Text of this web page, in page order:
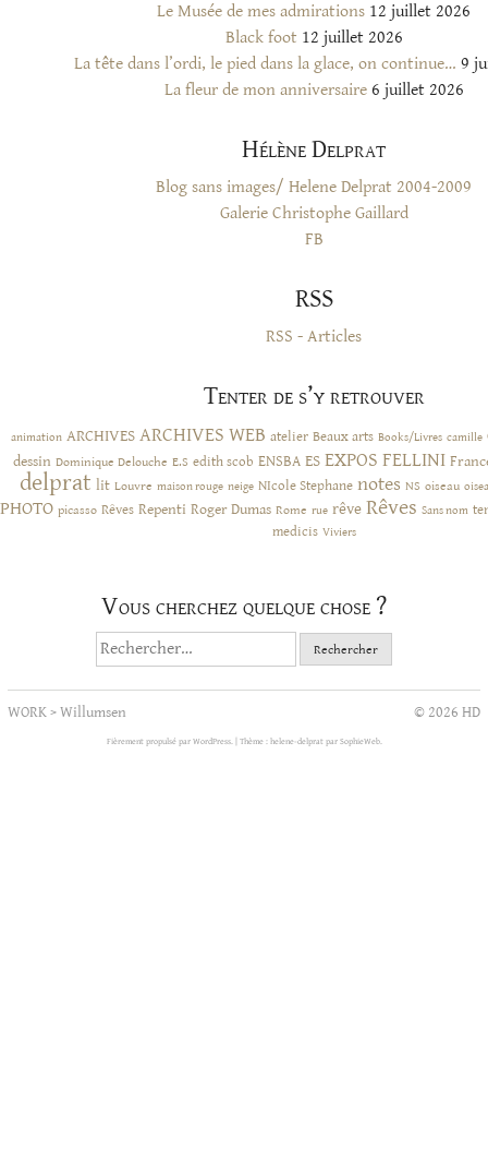
Le Musée de mes admirations 12 juillet 2026
Black foot 12 juillet 2026
La tête dans l’ordi, le pied dans la glace, on continue… 9
La fleur de mon anniversaire 6 juillet 2026
Hélène Delprat
Blog sans images/ Helene Delprat 2004-2009
Galerie Christophe Gaillard
FB
RSS
RSS - Articles
Tenter de s’y retrouver
animation ARCHIVES ARCHIVES WEB atelier Beaux arts Books/Livres camille
dessin Dominique Delouche E.S edith scob ENSBA ES EXPOS FELLINI
delprat lit Louvre maison rouge neige NIcole Stephane notes NS oiseau
PHOTO picasso Rêves Repenti Roger Dumas Rome rue rêve Rêves Sans nom
medicis Viviers
Vous cherchez quelque chose ?
Rechercher :
WORK>Willumsen © 2026 HD
Fièrement propulsé par WordPress. Thème : helene-delprat par SophieWeb.